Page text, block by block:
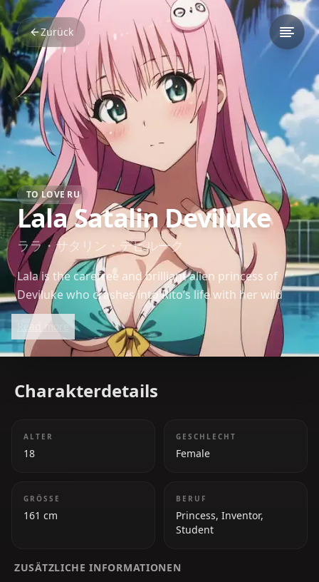
Zurück
TO LOVE RU
Lala Satalin Deviluke
ララ・サタリン・デビルーク
Lala is the carefree and brilliant alien princess of
Deviluke who crashes into Rito’s life with her wild
inventions and boundless energy. Her love for Earth
and chaotic affection drive much of To Love Ru’s
comedy and romance.
Read more
Charakterdetails
ALTER
18
GESCHLECHT
Female
GRÖSSE
161 cm
BERUF
Princess, Inventor,
Student
ZUSÄTZLICHE INFORMATIONEN